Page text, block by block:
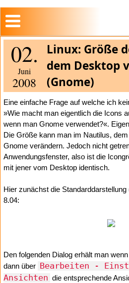
02.
Juni
2008
Linux: Größe
dem Desktop
(Gnome)
Eine einfache Frage auf welche ich
»Wie macht man eigentlich die Icons
wenn man Gnome verwendet?«.
Die Größe kann man im Nautilus,
Gnome verändern. Jedoch nicht
Anwendungsfenster, also ist die
mit jener vom Desktop identisch.
Hier zunächst die
8.04:
Den folgenden Dialog erhält man
dann über Bearbeiten -
Ansichten die entsprechende